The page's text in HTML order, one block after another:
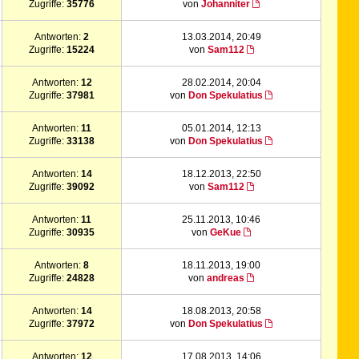
Zugriffe:35776 vonJohanniter
Antworten:2
Zugriffe:15224
13.03.2014, 20:49
von Sam112
Antworten: 12
Zugriffe:37981
28.02.2014, 20:04
von Don Spekulatius
Antworten:11
Zugriffe:33138
05.01.2014, 12:13
von Don Spekulatius
Antworten: 14
Zugriffe:39092
18.12.2013, 22:50
von Sam112
Antworten:11
Zugriffe:30935
25.11.2013, 10:46
vonGeKue
Antworten:8
Zugriffe:24828
18.11.2013, 19:00
vonandreas
Antworten: 14
Zugriffe:37972
18.08.2013, 20:58
von Don Spekulatius
Antworten: 12 17.08.2013, 14:06